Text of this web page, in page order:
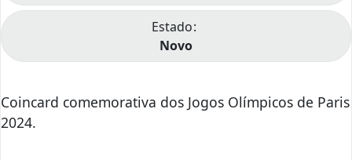
Estado
Novo
Coincard comemorativa dos Jogos Olímpicos de Paris
2024.